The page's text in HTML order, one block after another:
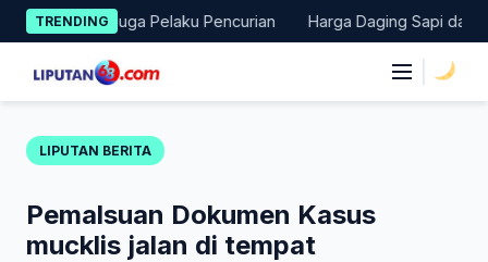
Skip
to
content
TRENDING
Terduga Pelaku Pencurian Harga Daging Sapi dan Cabai
LIPUTAN BERITA
Pemalsuan Dokumen Kasus
mucklis jalan di tempat